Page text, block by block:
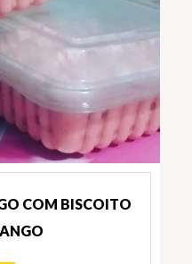
COM BISCOITO